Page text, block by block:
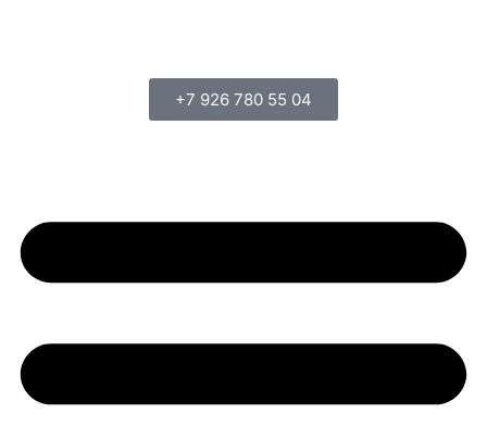
+7 926 780 55 04